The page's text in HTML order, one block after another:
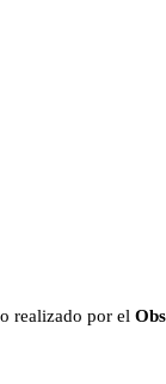
realizado por el